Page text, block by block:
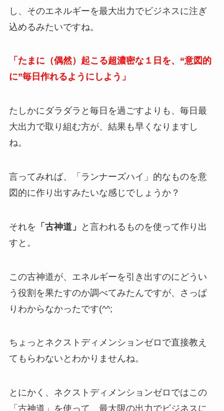
し、そのエネルギーを最大出力でビジネスに注ぎ
込めるみたいですね。
「たまに（偶然）起こる超濃密な１日を、“意図的
に”毎日作れるようにしよう」
たしかにダラダラと毎日を過ごすよりも、毎日最
大出力で取り組む方が、結果も早くなりますし
ね。
言ってみれば、「ランナーズハイ」的なものを意
図的に作り出すみたいな感じでしょうか？
それを 「古神道」
と言われるものを使って作り出
すと。
この古神道が、エネルギーを引き出すのにどうい
う役割を果たすのか調べてみたんですが、さっぱ
りわからなかったです(^^;
ちょっとネクストディメンションゼロで直接教え
てもらわないとわかりませんね。
とにかく、ネクストディメンションゼロではこの
「古神道」を使って、最大限の出力でビジネスに